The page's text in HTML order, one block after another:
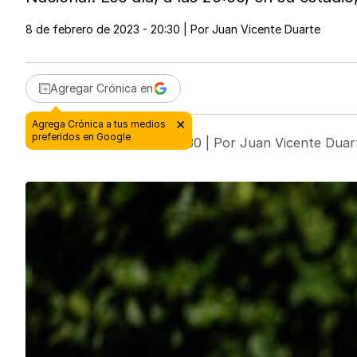
8 de febrero de 2023 - 20:30 | Por Juan Vicente Duarte
Agregar Crónica en
8 de febrero de 2023 - 20:30 | Por Juan Vicente